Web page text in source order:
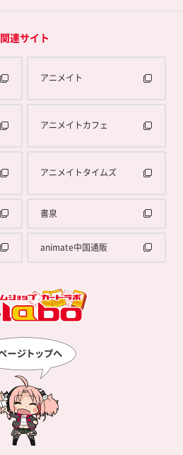
関連サイト
アニメイト
アニメイトカフェ
アニメイトタイムズ
書泉
animate中国通販